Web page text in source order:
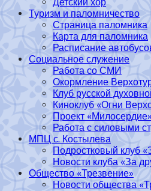
Туризм и паломничество
Страница паломника
Карта для паломника
Расписание
Социальное служение
Работа со СМИ
Окормление
Клуб русской
Киноклуб «Огни
Проект «Милосердие»
Работа с силовыми
МПЦ с. Костылева
Подростковый клуб
Новости клуба «За
Общество «Трезвение»
Новости общества